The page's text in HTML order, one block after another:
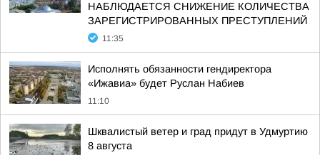
НАБЛЮДАЕТСЯ СНИЖЕНИЕ КОЛИЧЕСТВА
ЗАРЕГИСТРИРОВАННЫХ ПРЕСТУПЛЕНИЙ
11:35
Исполнять обязанности гендиректора
«Ижавиа» будет Руслан Набиев
11:10
Шквалистый ветер и град придут в Удмуртию
8 августа